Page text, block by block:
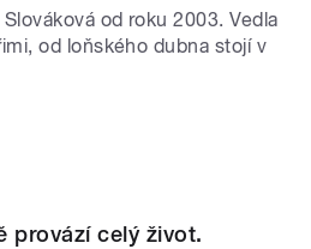
od roku 2003. Vedla
od loňského dubna stojí v
provází celý život.